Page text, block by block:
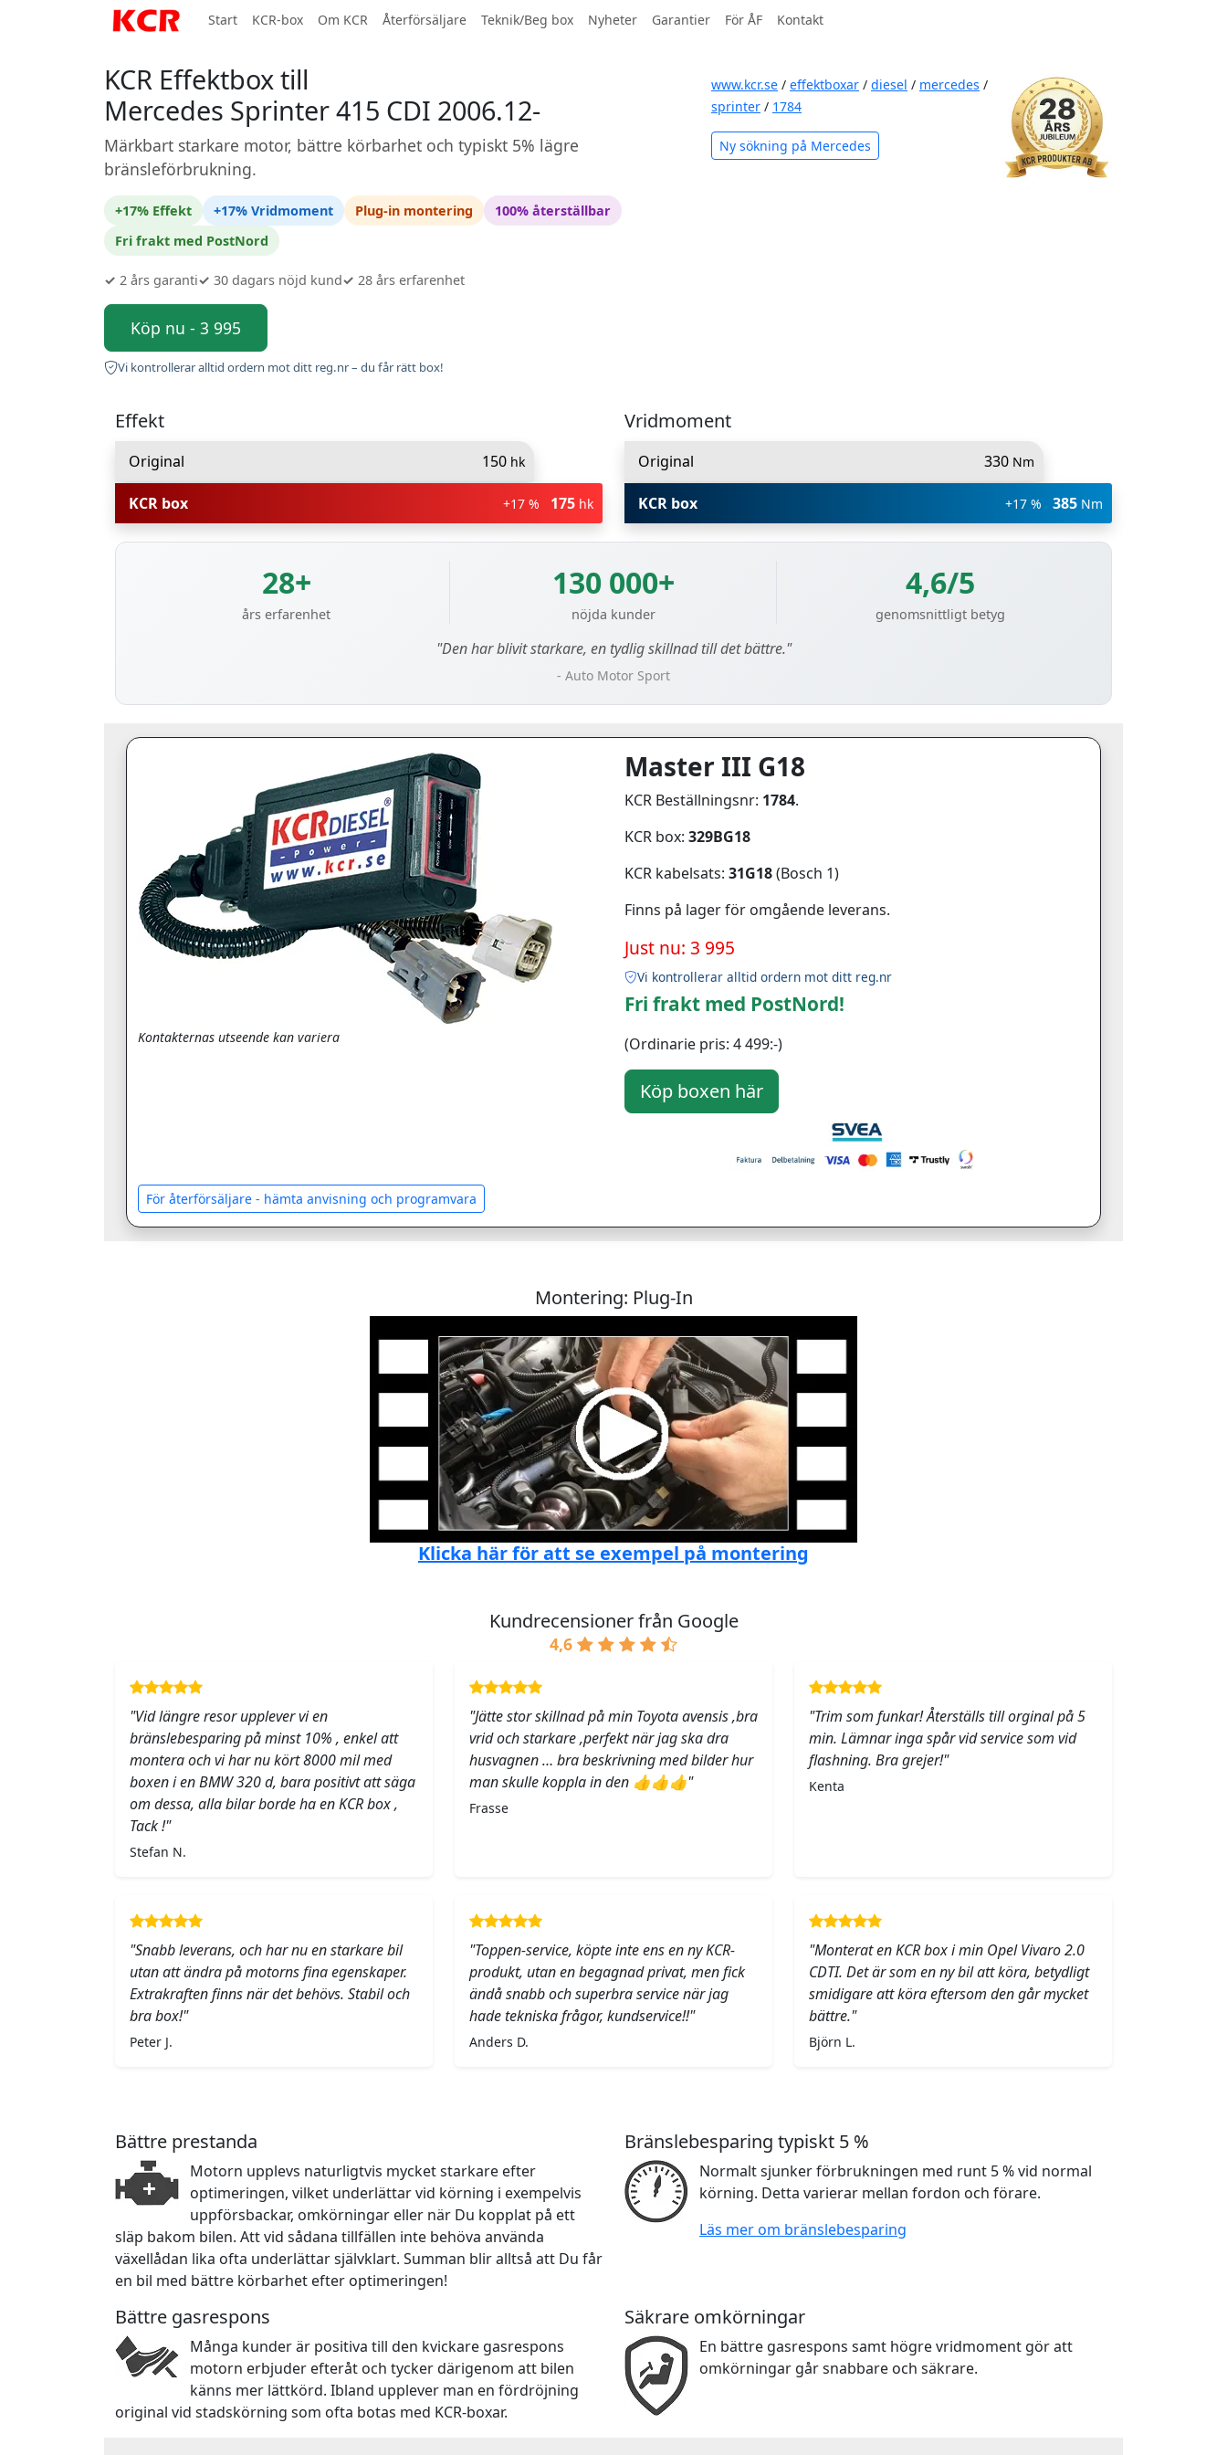
Start KCR-box Om KCR Återförsäljare Teknik/Beg box Nyheter Garantier För ÅF Kontakt
KCR Effektbox till
Mercedes Sprinter 415 CDI 2006.12-
Märkbart starkare motor, bättre körbarhet och typiskt 5% lägre
bränsleförbrukning.
+17% Effekt +17% Vridmoment Plug-in montering
100% återställbar
Fri frakt med PostNord
✓ 2 års garanti✓ 30 dagars nöjd kund✓ 28 års erfarenhet
Köp nu - 3 995
Vi kontrollerar alltid ordern mot ditt reg.nr – du får rätt box!
www.kcr.se / effektboxar / diesel / mercedes /
sprinter / 1784
Ny sökning på Mercedes
Effekt
Original 150 hk
KCR box +17 % 175 hk
Vridmoment
Original 330 Nm
KCR box +17 % 385 Nm
28+
års erfarenhet
130 000+
nöjda kunder
4,6/5
genomsnittligt betyg
"Den har blivit starkare, en tydlig skillnad till det bättre."
- Auto Motor Sport
Kontakternas utseende kan variera
Master III G18
KCR Beställningsnr: 1784.
KCR box: 329BG18
KCR kabelsats: 31G18(Bosch 1)
Finns på lager för omgående leverans.
Just nu: 3 995
Vi kontrollerar alltid ordern mot ditt reg.nr
Fri frakt med PostNord!
(Ordinarie pris: 4 499:-)
För återförsäljare - hämta anvisning och programvara
Montering: Plug-In
Klicka här för att se exempel på montering
Kundrecensioner från Google
4,6
"Vid längre resor upplever vi en
bränslebesparing på minst 10% , enkel att
montera och vi har nu kört 8000 mil med
boxen i en BMW 320 d, bara positivt att säga
om dessa, alla bilar borde ha en KCR box ,
Tack !"
Stefan N.
"Jätte stor skillnad på min Toyota avensis ,bra
vrid och starkare ,perfekt när jag ska dra
husvagnen … bra beskrivning med bilder hur
man skulle koppla in den 👍👍👍"
Frasse
"Trim som funkar! Återställs till orginal på 5
min. Lämnar inga spår vid service som vid
flashning. Bra grejer!"
Kenta
"Snabb leverans, och har nu en starkare bil
utan att ändra på motorns fina egenskaper.
Extrakraften finns när det behövs. Stabil och
bra box!"
Peter J.
"Toppen-service, köpte inte ens en ny KCR-
produkt, utan en begagnad privat, men fick
ändå snabb och superbra service när jag
hade tekniska frågor, kundservice!!"
Anders D.
"Monterat en KCR box i min Opel Vivaro 2.0
CDTI. Det är som en ny bil att köra, betydligt
smidigare att köra eftersom den går mycket
bättre."
Björn L.
Bättre prestanda
Motorn upplevs naturligtvis mycket starkare efter
optimeringen, vilket underlättar vid körning i exempelvis
uppförsbackar, omkörningar eller när Du kopplat på ett
släp bakom bilen. Att vid sådana tillfällen inte behöva använda
växellådan lika ofta underlättar självklart. Summan blir alltså att Du får
en bil med bättre körbarhet efter optimeringen!
Bränslebesparing typiskt 5 %
Normalt sjunker förbrukningen med runt 5 % vid normal
körning. Detta varierar mellan fordon och förare.
Läs mer om bränslebesparing
Bättre gasrespons
Många kunder är positiva till den kvickare gasrespons
motorn erbjuder efteråt och tycker därigenom att bilen
känns mer lättkörd. Ibland upplever man en fördröjning
original vid stadskörning som ofta botas med KCR-boxar.
Säkrare omkörningar
En bättre gasrespons samt högre vridmoment gör att
omkörningar går snabbare och säkrare.